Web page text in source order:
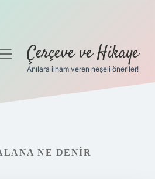
Çerçeve ve Hikaye
Anılara ilham veren neşeli öneriler!
NE DENIR